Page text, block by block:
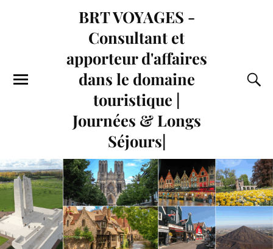
BRT VOYAGES -
Consultant et
apporteur d'affaires
dans le domaine
touristique |
Journées & Longs
Séjours|